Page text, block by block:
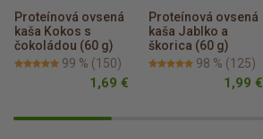
Proteínová ovsená
kaša Kokos s
čokoládou (60 g)
99 % (150)
1,69 €
Proteínová ovsená
kaša Jablko a
škorica (60 g)
98 % (125)
1,99 €